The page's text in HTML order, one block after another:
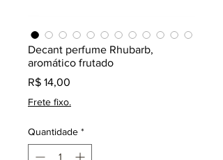
Decant perfume Rhubarb,
aromático frutado
R$ 14,00
Frete fixo.
Quantidade *